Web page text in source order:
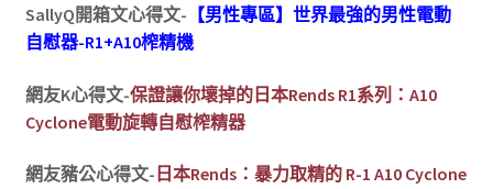
SallyQ開箱文心得文- 【男性專區】世界最強的男性電動
自慰器-R1+A10榨精機
網友K心得文-保證讓你壞掉的日本Rends R1系列：A10
Cyclone電動旋轉自慰榨精器
網友豬公心得文- 日本Rends：暴力取精的 R-1 A10 Cyclone